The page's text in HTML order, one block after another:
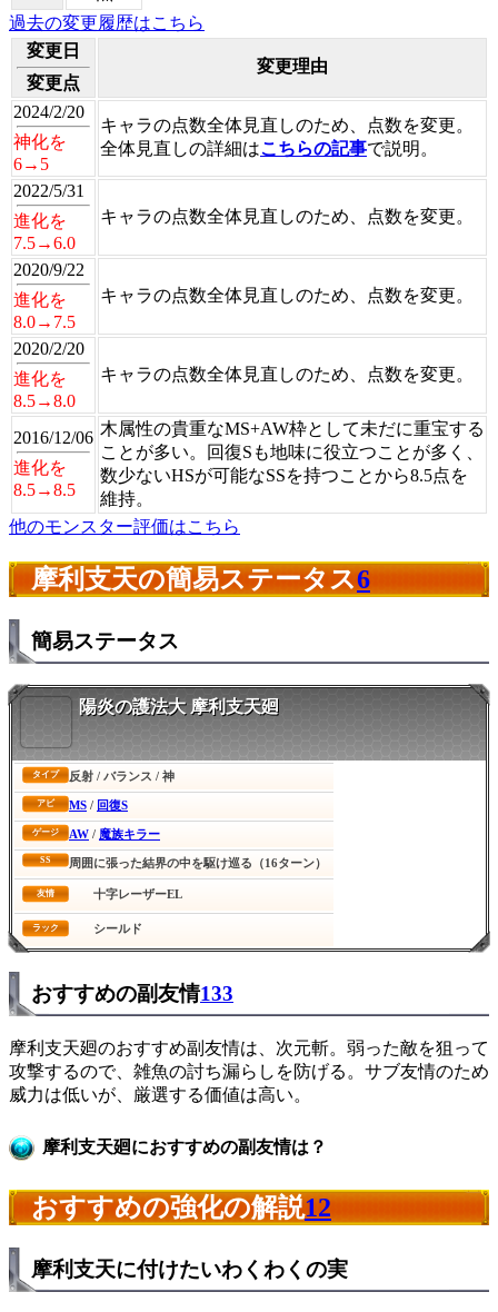
過去の変更履歴はこちら
変更日
変更点
変更理由
2024/2/20
神化を
6→5
キャラの点数全体見直しのため、点数を変更。
全体見直しの詳細はこちらの記事で説明。
2022/5/31
進化を
7.5→6.0
キャラの点数全体見直しのため、点数を変更。
2020/9/22
進化を
8.0→7.5
キャラの点数全体見直しのため、点数を変更。
2020/2/20
進化を
8.5→8.0
キャラの点数全体見直しのため、点数を変更。
2016/12/06
進化を
8.5→8.5
木属性の貴重なMS+AW枠として未だに重宝する
ことが多い。回復Sも地味に役立つことが多く、
数少ないHSが可能なSSを持つことから8.5点を
維持。
他のモンスター評価はこちら
摩利支天の簡易ステータス6
簡易ステータス
陽炎の護法大 摩利支天廻
タイプ 反射 / バランス / 神
アビ MS / 回復S
ゲージ AW / 魔族キラー
SS 周囲に張った結界の中を駆け巡る（16ターン）
友情 十字レーザーEL
ラック シールド
おすすめの副友情133
摩利支天廻のおすすめ副友情は、次元斬。弱った敵を狙って
攻撃するので、雑魚の討ち漏らしを防げる。サブ友情のため
威力は低いが、厳選する価値は高い。
摩利支天廻におすすめの副友情は？
おすすめの強化の解説12
摩利支天に付けたいわくわくの実